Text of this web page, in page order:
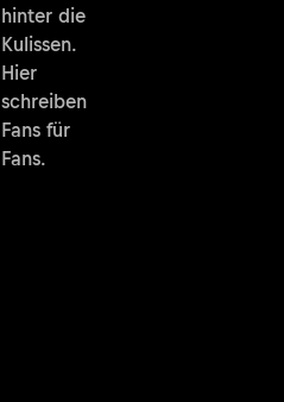
hinter die
Kulissen.
Hier
schreiben
Fans für
Fans.